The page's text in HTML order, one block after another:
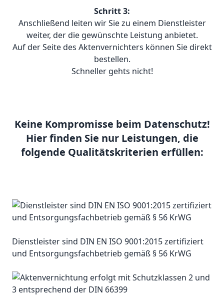
Schritt 3:
Anschließend leiten wir Sie zu einem Dienstleister
weiter, der die gewünschte Leistung anbietet.
Auf der Seite des Aktenvernichters können Sie direkt
bestellen.
Schneller gehts nicht!
Keine Kompromisse beim Datenschutz!
Hier finden Sie nur Leistungen, die
folgende Qualitätskriterien erfüllen:
Dienstleister sind DIN EN ISO 9001:2015 zertifiziert
und Entsorgungsfachbetrieb gemäß § 56 KrWG